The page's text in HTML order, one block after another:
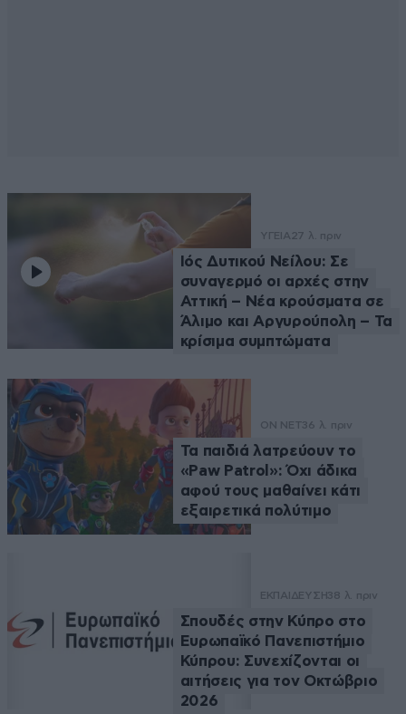
ΥΓΕΙΑ 27 λ. πριν
Ιός Δυτικού Νείλου: Σε
συναγερμό οι αρχές στην
Αττική – Νέα κρούσματα σε
Άλιμο και Αργυρούπολη – Τα
κρίσιμα συμπτώματα
ON NET36 λ. πριν
Τα παιδιά λατρεύουν το
«Paw Patrol»: Όχι άδικα
αφού τους μαθαίνει κάτι
εξαιρετικά πολύτιμο
ΕΚΠΑΙΔΕΥΣΗ38 λ. πριν
Σπουδές στην Κύπρο στο
Ευρωπαϊκό Πανεπιστήμιο
Κύπρου: Συνεχίζονται οι
αιτήσεις για τον Οκτώβριο
2026